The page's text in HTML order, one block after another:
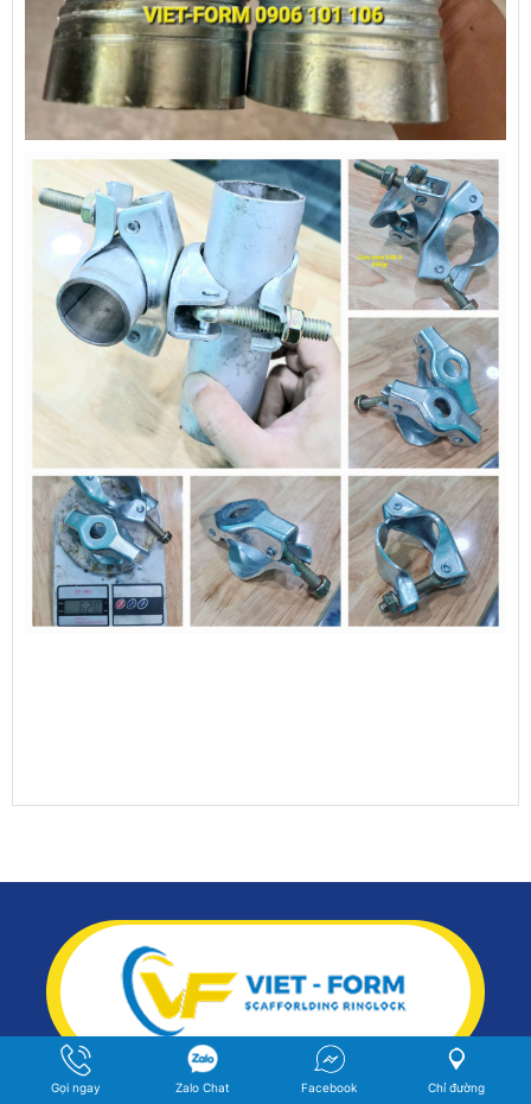
Đơn vị chuyên sản xuất và cung cấp giàn giáo
Gọi ngay Zalo Chat Facebook Chỉ đường